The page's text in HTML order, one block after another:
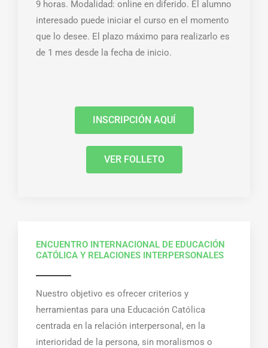
9 horas. Modalidad: online en diferido. El alumno
interesado puede iniciar el curso en el momento
que lo desee. El plazo máximo para realizarlo es
de 1 mes desde la fecha de inicio.
INSCRIPCIÓN AQUÍ
VER FOLLETO
ENCUENTRO INTERNACIONAL DE EDUCACIÓN
CATÓLICA Y RELACIONES INTERPERSONALES
Nuestro objetivo es ofrecer criterios y
herramientas para una Educación Católica
centrada en la relación interpersonal, en la
interioridad de la persona, sin moralismos o